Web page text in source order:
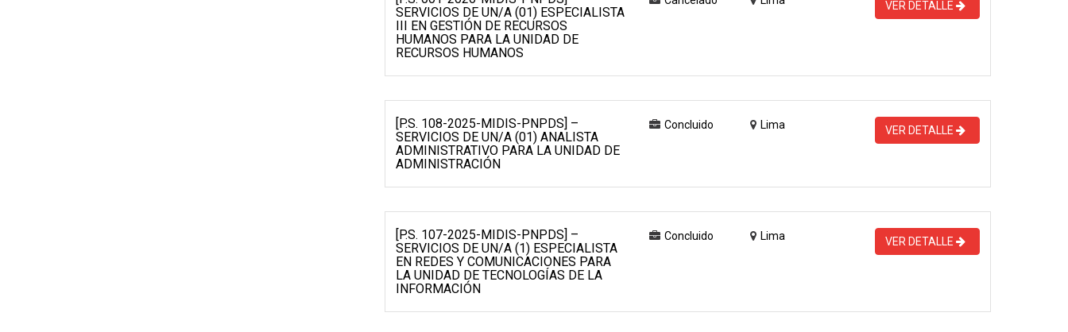
SERVICIOS DE UN/A (01) ESPECIALISTA
III EN GESTIÓN DE RECURSOS
HUMANOS PARA LA UNIDAD DE
RECURSOS HUMANOS
VER DETALLE
[P.S. 108-2025-MIDIS-PNPDS] –
SERVICIOS DE UN/A (01) ANALISTA
ADMINISTRATIVO PARA LA UNIDAD DE
ADMINISTRACIÓN
Concluido Lima VER DETALLE
[P.S. 107-2025-MIDIS-PNPDS] –
SERVICIOS DE UN/A (1) ESPECIALISTA
EN REDES Y COMUNICACIONES PARA
LA UNIDAD DE TECNOLOGÍAS DE LA
INFORMACIÓN
Concluido Lima VER DETALLE